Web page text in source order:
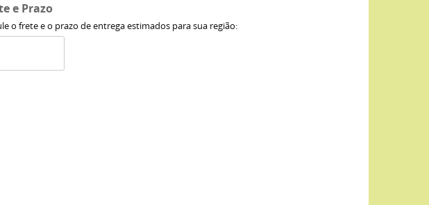
e Prazo
o frete e o prazo de entrega estimados para sua região: